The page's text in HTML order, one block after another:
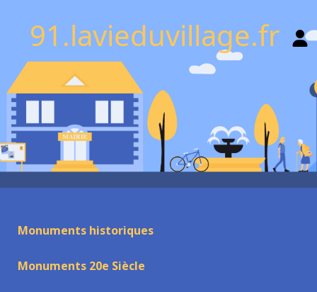
91.lavieduvillage.fr
Monuments historiques
Monuments 20e Siècle